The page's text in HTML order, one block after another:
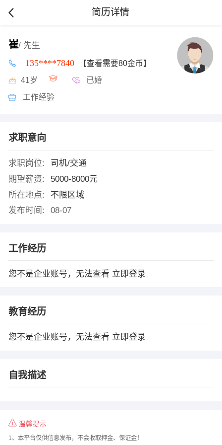
简历详情
崔/ 先生
135****7840 【查看需要80金币】
41岁 已婚
工作经验
求职意向
求职岗位:
司机/交通
期望薪资:
5000-8000元
所在地点:
不限区域
发布时间:
08-07
工作经历
您不是企业账号，无法查看 立即登录
教育经历
您不是企业账号，无法查看 立即登录
自我描述
温馨提示
1、本平台仅供信息发布，不会收取押金、保证金！